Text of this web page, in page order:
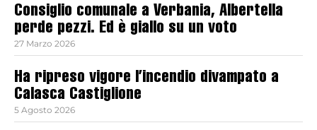
Consiglio comunale a Verbania, Albertella
perde pezzi. Ed è giallo su un voto
27 Marzo 2026
Ha ripreso vigore l’incendio divampato a
Calasca Castiglione
5 Agosto 2026